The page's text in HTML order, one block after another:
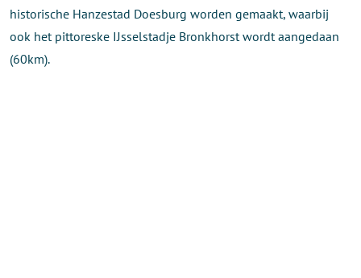
historische Hanzestad Doesburg worden gemaakt, waarbij
ook het pittoreske IJsselstadje Bronkhorst wordt aangedaan
(60km).